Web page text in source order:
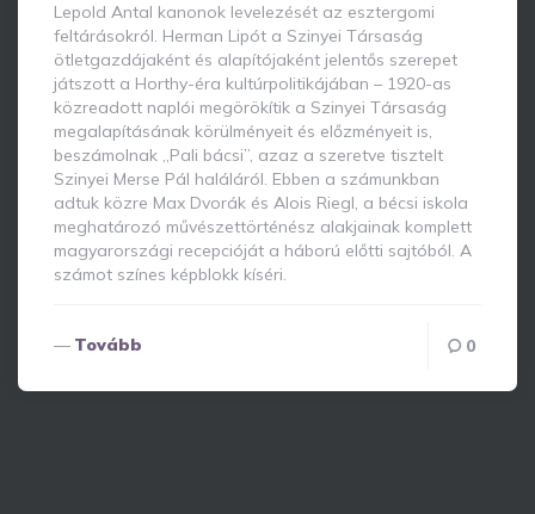
Lepold Antal kanonok levelezését az esztergomi
feltárásokról. Herman Lipót a Szinyei Társaság
ötletgazdájaként és alapítójaként jelentős szerepet
játszott a Horthy-éra kultúrpolitikájában – 1920-as
közreadott naplói megörökítik a Szinyei Társaság
megalapításának körülményeit és előzményeit is,
beszámolnak „Pali bácsi”, azaz a szeretve tisztelt
Szinyei Merse Pál haláláról. Ebben a számunkban
adtuk közre Max Dvorák és Alois Riegl, a bécsi iskola
meghatározó művészettörténész alakjainak komplett
magyarországi recepcióját a háború előtti sajtóból. A
számot színes képblokk kíséri.
Tovább 0